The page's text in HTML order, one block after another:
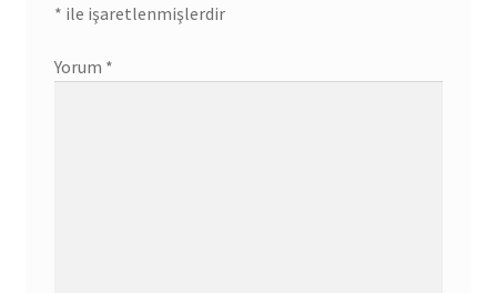
* ile işaretlenmişlerdir
Yorum *